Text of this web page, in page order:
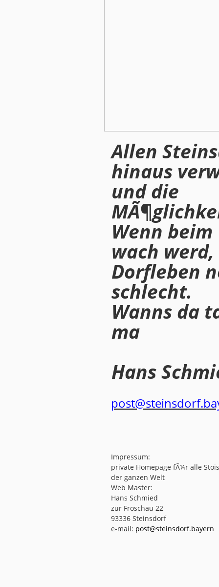
Allen
hinaus
und die
Wenn
wach
Dorfleben
schlecht.
Wanns da
ma
Hans
Impressum:
private Homepage fÃ¼r alle
der ganzen Welt
Web Master:
Hans Schmied
zur Froschau 22
93336 Steinsdorf
e-mail: post@steinsdorf.bayern